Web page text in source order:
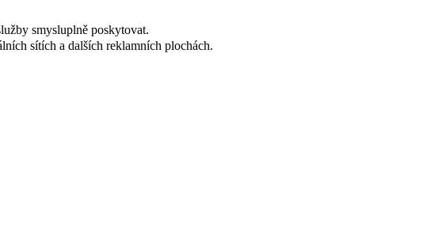
smysluplně poskytovat.
sítích a dalších reklamních plochách.